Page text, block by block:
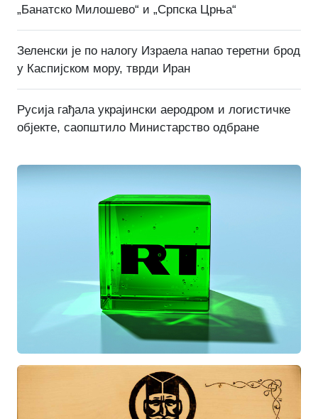
„Банатско Милошево“ и „Српска Црња“
Зеленски је по налогу Израела напао теретни брод
у Каспијском мору, тврди Иран
Русија гађала украјински аеродром и логистичке
објекте, саопштило Министарство одбране